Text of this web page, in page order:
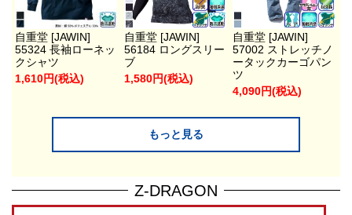
自重堂 [JAWIN]
55324 長袖ローネッ
クシャツ
1,610円(税込)
自重堂 [JAWIN]
56184 ロングスリー
ブ
1,580円(税込)
自重堂 [JAWIN]
57002 ストレッチノ
ータックカーゴパン
ツ
4,090円(税込)
もっと見る
Z-DRAGON